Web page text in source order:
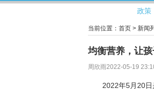
政策
当前位置： 首页 > 新闻
均衡营养，让
周欣雨2022-05-19
2022年5月20日